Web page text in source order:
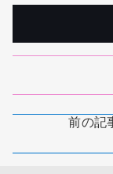
前の記